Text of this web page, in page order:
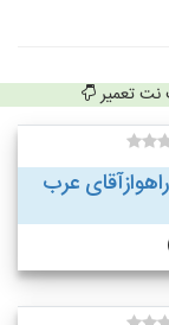
تعمیر
عرب